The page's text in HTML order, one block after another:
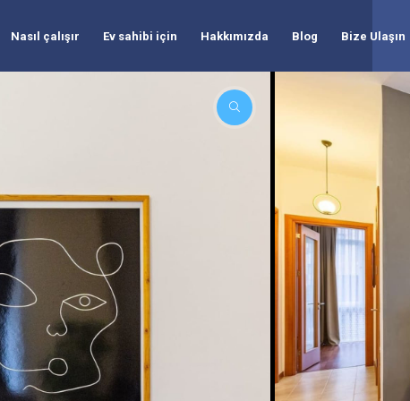
Nasıl çalışır Ev sahibi için Hakkımızda Blog Bize Ulaşın